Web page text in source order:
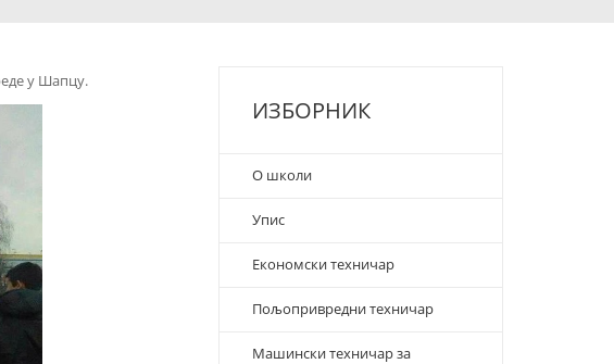
у Шапцу.
ИЗБОРНИК
О школи
Упис
Економски техничар
Пољопривредни техничар
Машински техничар за